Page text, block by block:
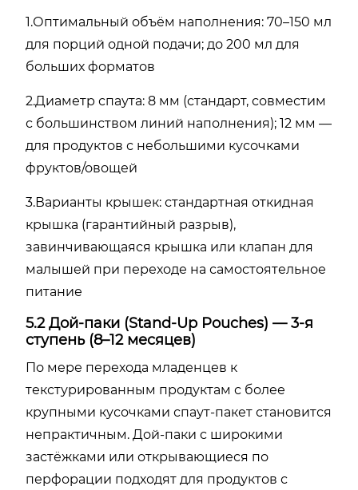
1.Оптимальный объём наполнения: 70–150 мл
для порций одной подачи; до 200 мл для
больших форматов
2.Диаметр спаута: 8 мм (стандарт, совместим
с большинством линий наполнения); 12 мм —
для продуктов с небольшими кусочками
фруктов/овощей
3.Варианты крышек: стандартная откидная
крышка (гарантийный разрыв),
завинчивающаяся крышка или клапан для
малышей при переходе на самостоятельное
питание
5.2 Дой-паки (Stand-Up Pouches) — 3-я
ступень (8–12 месяцев)
По мере перехода младенцев к
текстурированным продуктам с более
крупными кусочками спаут-пакет становится
непрактичным. Дой-паки с широкими
застёжками или открывающиеся по
перфорации подходят для продуктов с